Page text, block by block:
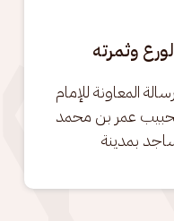
المعاونة للإمام
عمر بن محمد
بمدينة